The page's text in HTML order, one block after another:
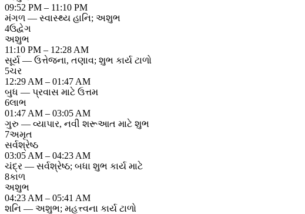
09:52 PM – 11:10 PM
મંગળ — સ્વાસ્થ્ય હાનિ; અશુભ
4ઉદ્વેગ
અશુભ
11:10 PM – 12:28 AM
સૂર્ય — ઉત્તેજના, તણાવ; શુભ કાર્ય ટાળો
5ચર
12:29 AM – 01:47 AM
બુધ — પ્રવાસ માટે ઉત્તમ
6લાભ
01:47 AM – 03:05 AM
ગુરુ — વ્યાપાર, નવી શરૂઆત માટે શુભ
7અમૃત
સર્વશ્રેષ્ઠ
03:05 AM – 04:23 AM
ચંદ્ર — સર્વશ્રેષ્ઠ; બધા શુભ કાર્ય માટે
8કાળ
અશુભ
04:23 AM – 05:41 AM
શનિ — અશુભ; મહત્ત્વના કાર્ય ટાળો